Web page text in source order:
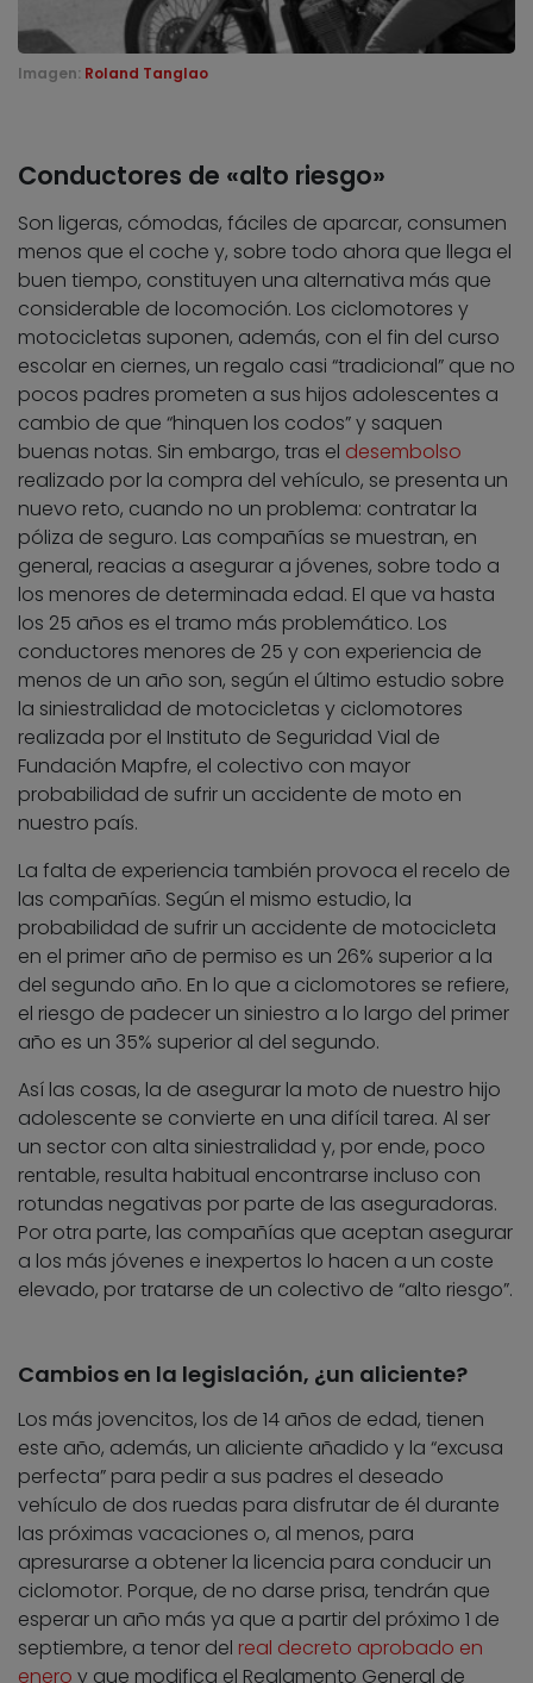
Imagen: Roland Tanglao
Conductores de «alto riesgo»
Son ligeras, cómodas, fáciles de aparcar, consumen
menos que el coche y, sobre todo ahora que llega el
buen tiempo, constituyen una alternativa más que
considerable de locomoción. Los ciclomotores y
motocicletas suponen, además, con el fin del curso
escolar en ciernes, un regalo casi “tradicional” que no
pocos padres prometen a sus hijos adolescentes a
cambio de que “hinquen los codos” y saquen
buenas notas. Sin embargo, tras el desembolso
realizado por la compra del vehículo, se presenta un
nuevo reto, cuando no un problema: contratar la
póliza de seguro. Las compañías se muestran, en
general, reacias a asegurar a jóvenes, sobre todo a
los menores de determinada edad. El que va hasta
los 25 años es el tramo más problemático. Los
conductores menores de 25 y con experiencia de
menos de un año son, según el último estudio sobre
la siniestralidad de motocicletas y ciclomotores
realizada por el Instituto de Seguridad Vial de
Fundación Mapfre, el colectivo con mayor
probabilidad de sufrir un accidente de moto en
nuestro país.
La falta de experiencia también provoca el recelo de
las compañías. Según el mismo estudio, la
probabilidad de sufrir un accidente de motocicleta
en el primer año de permiso es un 26% superior a la
del segundo año. En lo que a ciclomotores se refiere,
el riesgo de padecer un siniestro a lo largo del primer
año es un 35% superior al del segundo.
Así las cosas, la de asegurar la moto de nuestro hijo
adolescente se convierte en una difícil tarea. Al ser
un sector con alta siniestralidad y, por ende, poco
rentable, resulta habitual encontrarse incluso con
rotundas negativas por parte de las aseguradoras.
Por otra parte, las compañías que aceptan asegurar
a los más jóvenes e inexpertos lo hacen a un coste
elevado, por tratarse de un colectivo de “alto riesgo”.
Cambios en la legislación, ¿un aliciente?
Los más jovencitos, los de 14 años de edad, tienen
este año, además, un aliciente añadido y la “excusa
perfecta” para pedir a sus padres el deseado
vehículo de dos ruedas para disfrutar de él durante
las próximas vacaciones o, al menos, para
apresurarse a obtener la licencia para conducir un
ciclomotor. Porque, de no darse prisa, tendrán que
esperar un año más ya que a partir del próximo 1 de
septiembre, a tenor del real decreto aprobado en
enero y que modifica el Reglamento General de